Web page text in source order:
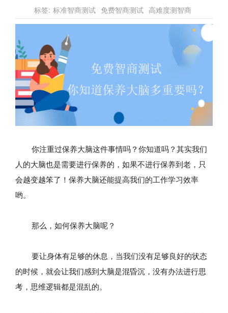
标签: 标准智商测试 免费智商测试 高难度测智商
你注重过保养大脑这件事情吗？你知道吗？其实我们
人的大脑也是需要进行保养的，如果不进行保养到老，只
会越变越笨了！保养大脑还能提高我们的工作学习效率
哟。
那么，如何保养大脑呢？
要让身体有足够的休息，当我们没有足够良好的状态
的时候，就会让我们感到大脑是混昏沉，没有办法进行思
考，思维逻辑都是混乱的。